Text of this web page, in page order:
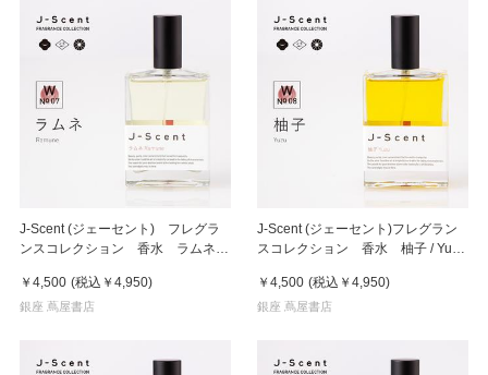
J-Scent (ジェーセント) フレグラ
ンスコレクション 香水 ラムネ /
￥4,500 (税込 ￥4,950)
銀座 蔦屋書店
J-Scent (ジェーセント)フレグラン
スコレクション 香水 柚子 / Yuzu
￥4,500 (税込 ￥4,950)
銀座 蔦屋書店